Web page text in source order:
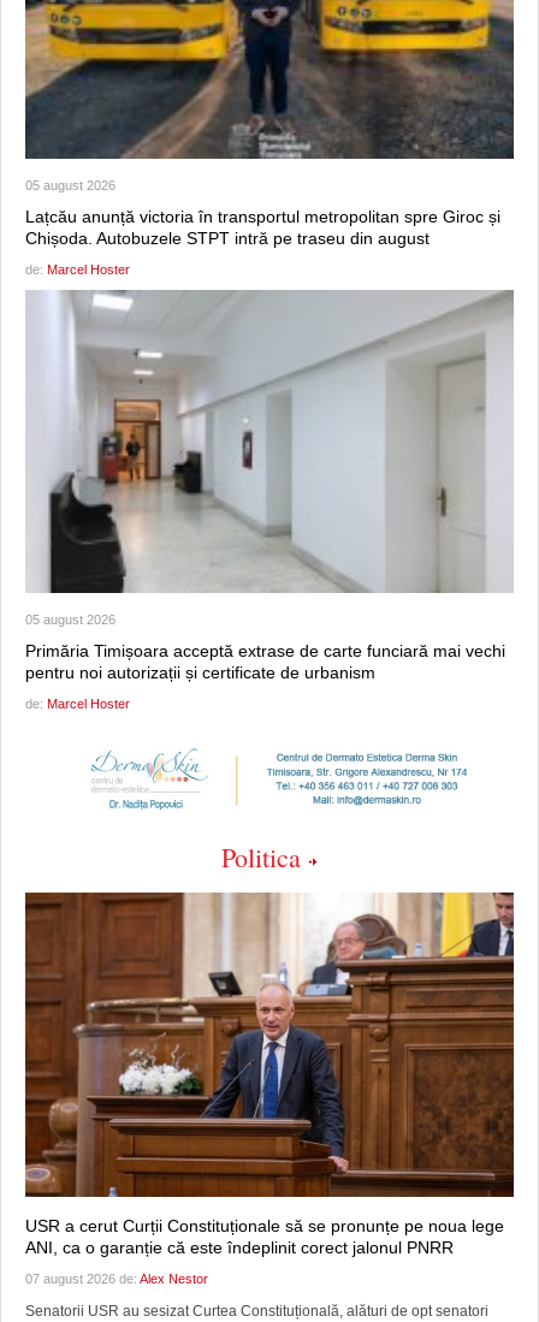
05 august 2026
Lațcău anunță victoria în transportul metropolitan spre Giroc și
Chișoda. Autobuzele STPT intră pe traseu din august
de: Marcel Hoster
05 august 2026
Primăria Timișoara acceptă extrase de carte funciară mai vechi
pentru noi autorizații și certificate de urbanism
de: Marcel Hoster
Politica
USR a cerut Curții Constituționale să se pronunțe pe noua lege
ANI, ca o garanție că este îndeplinit corect jalonul PNRR
07 august 2026 de: Alex Nestor
Senatorii USR au sesizat Curtea Constituțională, alături de opt senatori